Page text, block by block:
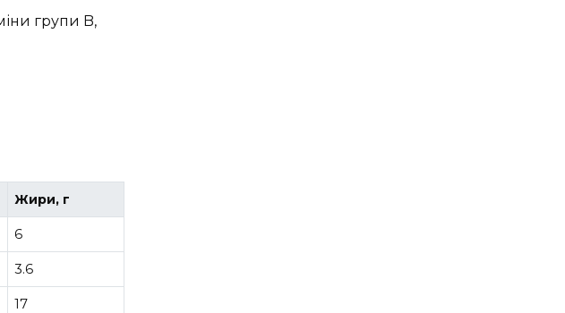
групи B,
Жири, г
6
3.6
17